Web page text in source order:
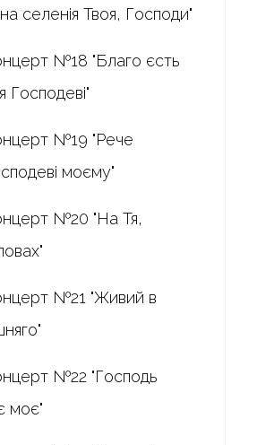
селенія Твоя, Господи"
№18 "Благо єсть
Господеві"
№19 "Рече
моєму"
№20 "На Тя,
№21 "Живий в
№22 "Господь
моє"